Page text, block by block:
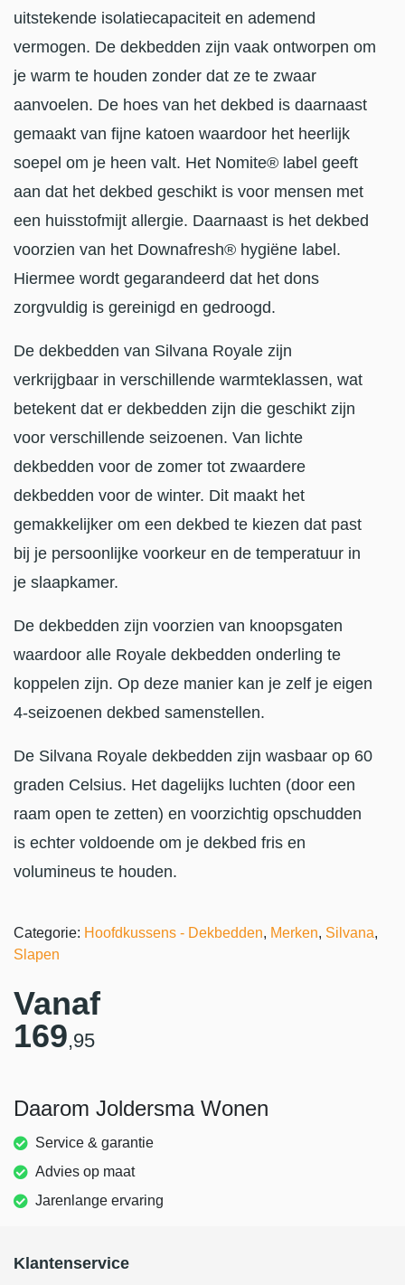
uitstekende isolatiecapaciteit en ademend
vermogen. De dekbedden zijn vaak ontworpen om
je warm te houden zonder dat ze te zwaar
aanvoelen. De hoes van het dekbed is daarnaast
gemaakt van fijne katoen waardoor het heerlijk
soepel om je heen valt. Het Nomite® label geeft
aan dat het dekbed geschikt is voor mensen met
een huisstofmijt allergie. Daarnaast is het dekbed
voorzien van het Downafresh® hygiëne label.
Hiermee wordt gegarandeerd dat het dons
zorgvuldig is gereinigd en gedroogd.
De dekbedden van Silvana Royale zijn
verkrijgbaar in verschillende warmteklassen, wat
betekent dat er dekbedden zijn die geschikt zijn
voor verschillende seizoenen. Van lichte
dekbedden voor de zomer tot zwaardere
dekbedden voor de winter. Dit maakt het
gemakkelijker om een dekbed te kiezen dat past
bij je persoonlijke voorkeur en de temperatuur in
je slaapkamer.
De dekbedden zijn voorzien van knoopsgaten
waardoor alle Royale dekbedden onderling te
koppelen zijn. Op deze manier kan je zelf je eigen
4-seizoenen dekbed samenstellen.
De Silvana Royale dekbedden zijn wasbaar op 60
graden Celsius. Het dagelijks luchten (door een
raam open te zetten) en voorzichtig opschudden
is echter voldoende om je dekbed fris en
volumineus te houden.
Categorie: Hoofdkussens - Dekbedden, Merken, Silvana,
Slapen
Vanaf
169,95
Daarom Joldersma Wonen
Service & garantie
Advies op maat
Jarenlange ervaring
Klantenservice